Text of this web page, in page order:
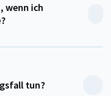
wenn ich
tun?